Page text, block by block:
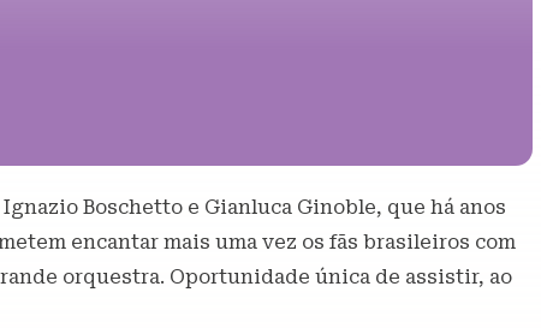
Boschetto e Gianluca Ginoble, que há anos
encantar mais uma vez os fãs brasileiros com
orquestra. Oportunidade única de assistir, ao